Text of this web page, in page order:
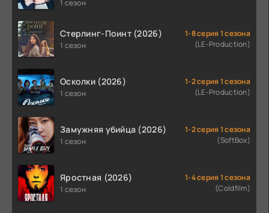
1 сезон
Стерлинг-Поинт (2026)
1 сезон
1-8 серия 1 сезона
(LE-Production)
Осколки (2026)
1 сезон
1-2 серия 1 сезона
(LE-Production)
Замужняя убийца (2026)
1 сезон
1-2 серия 1 сезона
(SoftBox)
Яростная (2026)
1 сезон
1-4 серия 1 сезона
(Coldfilm)